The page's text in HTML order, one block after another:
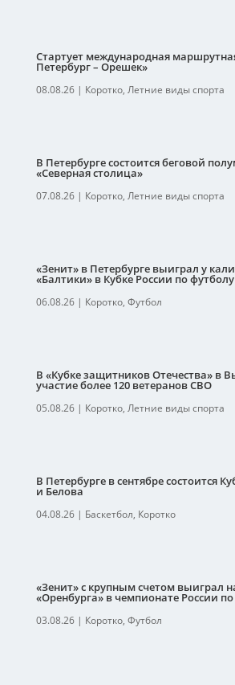
Стартует международная
Петербург – Орешек»
08.08.26| Коротко, Летние виды спорта
В Петербурге состоится беговой
«Северная столица»
07.08.26| Коротко, Летние виды спорта
«Зенит» в Петербурге выиграл у
«Балтики» в Кубке России по футболу
06.08.26| Коротко, Футбол
В «Кубке защитников Отечества» в
участие более 120 ветеранов СВО
05.08.26| Коротко, Летние виды спорта
В Петербурге в сентябре состоится
и Белова
04.08.26| Баскетбол, Коротко
«Зенит» с крупным счетом выиграл
«Оренбурга» в чемпионате России
03.08.26| Коротко, Футбол